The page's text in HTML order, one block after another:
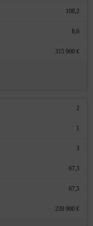
108,2
8,6
315 900 €
2
1
3
67,3
67,5
239 900 €